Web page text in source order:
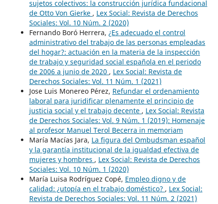
sujetos colectivos: la construcción jurídica fundacional
de Otto Von Gierke , Lex Social: Revista de Derechos
Sociales: Vol. 10 Núm. 2 (2020)
Fernando Boró Herrera, ¿Es adecuado el control
administrativo del trabajo de las personas empleadas
del hogar?: actuación en la materia de la inspección
de trabajo y seguridad social española en el periodo
de 2006 a junio de 2020 , Lex Social: Revista de
Derechos Sociales: Vol. 11 Núm. 1 (2021)
Jose Luis Monereo Pérez, Refundar el ordenamiento
laboral para juridificar plenamente el principio de
justicia social y el trabajo decente , Lex Social: Revista
de Derechos Sociales: Vol. 9 Núm. 1 (2019): Homenaje
al profesor Manuel Terol Becerra in memoriam
María Macías Jara, La figura del Ombudsman español
y la garantía institucional de la igualdad efectiva de
mujeres y hombres , Lex Social: Revista de Derechos
Sociales: Vol. 10 Núm. 1 (2020)
María Luisa Rodríguez Copé, Empleo digno y de
calidad: ¿utopía en el trabajo doméstico? , Lex Social:
Revista de Derechos Sociales: Vol. 11 Núm. 2 (2021)